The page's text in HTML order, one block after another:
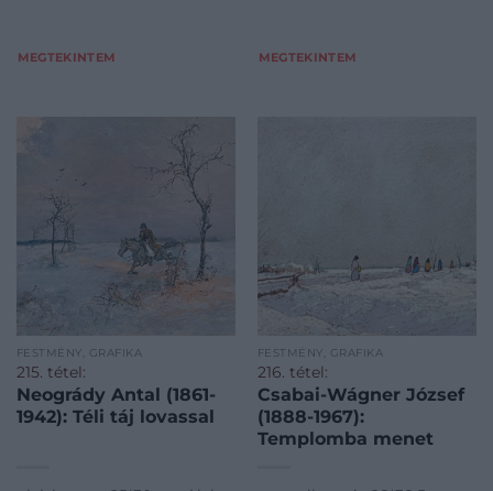
MEGTEKINTEM MEGTEKINTEM
FESTMÉNY, GRAFIKA
215. tétel:
Neogrády Antal (1861-
1942): Téli táj lovassal
FESTMÉNY, GRAFIKA
216. tétel:
Csabai-Wágner József
(1888-1967):
Templomba menet